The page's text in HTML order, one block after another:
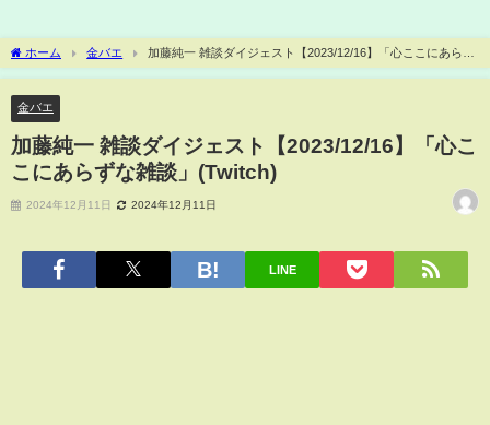
ホーム 金バエ
加藤純一 雑談ダイジェスト【2023/12/16】「心ここにあらず
な雑談」(Twitch)
金バエ
加藤純一 雑談ダイジェスト【2023/12/16】「心こ
こにあらずな雑談」(Twitch)
2024年12月11日 2024年12月11日
LINE